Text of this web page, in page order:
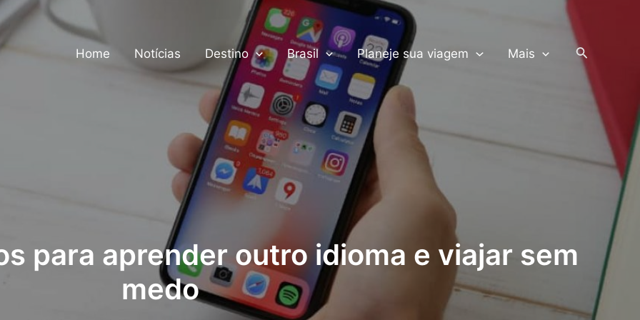
PRODUTOS TERRA
Home Notícias Destino Brasil Planeje sua viagem Mais Pesquisar
para aprender outro idioma e viajar sem
medo